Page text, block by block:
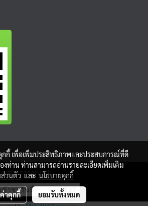
right reserved.
ข้าชมวันนี้
527
กกี้ เพื่อเพิ่มประสิทธิภาพและประสบการณ์ที่ดี
งท่าน ท่านสามารถอ่านรายละเอียดเพิ่มเติม
วนตัว และ นโยบายคุกกี้
าคุกกี้ ยอมรับทั้งหมด